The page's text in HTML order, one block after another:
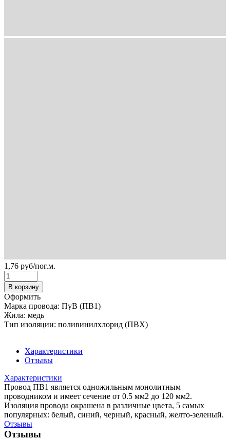
1,76 руб/пог.м.
В корзину
Оформить
Марка провода: ПуВ (ПВ1)
Жила: медь
Тип изоляции: поливинилхлорид (ПВХ)
Характеристики
Отзывы
Характеристики
Провод ПВ1 является одножильным монолитным
проводником и имеет сечение от 0.5 мм2 до 120 мм2.
Изоляция провода окрашена в различные цвета, 5 самых
популярных: белый, синий, черный, красный, желто-зеленый.
Отзывы
Отзывы